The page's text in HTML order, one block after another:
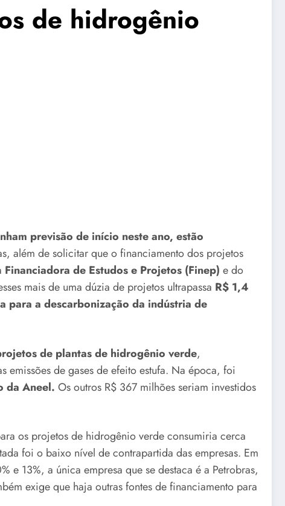
de hidrogênio
previsão de início neste ano, estão
além de solicitar que o financiamento dos projetos
Financiadora de Estudos e Projetos (Finep) e do
mais de uma dúzia de projetos ultrapassa R$ 1,4
para a descarbonização da indústria de
de plantas de hidrogênio verde,
emissões de gases de efeito estufa. Na época, foi
da Aneel. Os outros R$ 367 milhões seriam investidos
os projetos de hidrogênio verde consumiria cerca
foi o baixo nível de contrapartida das empresas. Em
13%, a única empresa que se destaca é a Petrobras,
exige que haja outras fontes de financiamento para